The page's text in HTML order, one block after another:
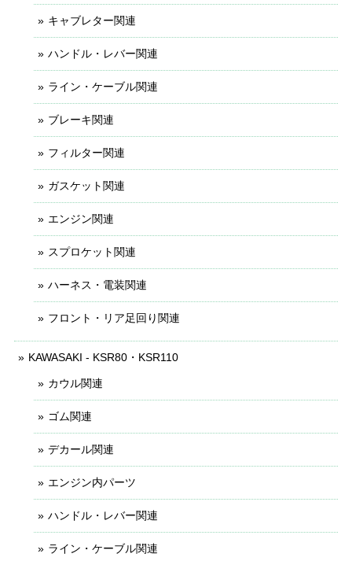
キャブレター関連
ハンドル・レバー関連
ライン・ケーブル関連
ブレーキ関連
フィルター関連
ガスケット関連
エンジン関連
スプロケット関連
ハーネス・電装関連
フロント・リア足回り関連
KAWASAKI - KSR80・KSR110
カウル関連
ゴム関連
デカール関連
エンジン内パーツ
ハンドル・レバー関連
ライン・ケーブル関連